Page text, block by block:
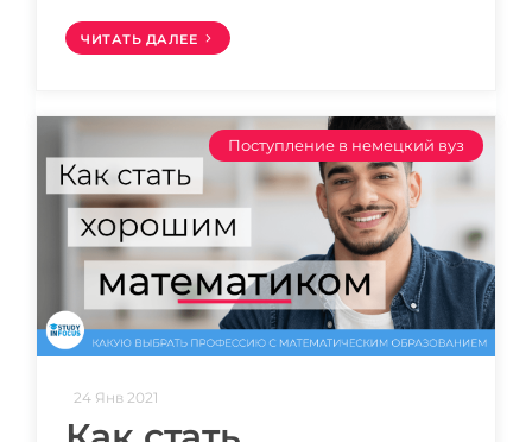
ЧИТАТЬ ДАЛЕЕ
Поступление в немецкий вуз
24 Янв 2021